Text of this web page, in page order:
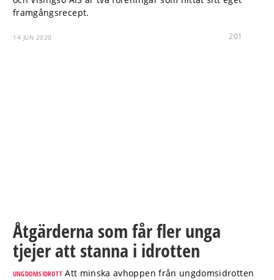
framgångsrecept.
14 JUN 2020 201
Åtgärderna som får fler unga
tjejer att stanna i idrotten
UNGDOMSIDROTTAtt minska avhoppen från ungdomsidrotten